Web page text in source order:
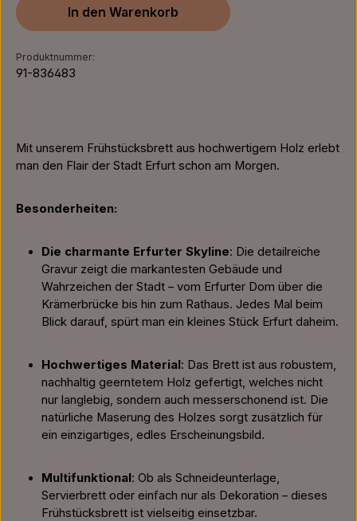
In den Warenkorb
Produktnummer:
91-836483
Mit unserem Frühstücksbrett aus hochwertigem Holz erlebt
man den Flair der Stadt Erfurt schon am Morgen.
Besonderheiten:
Die charmante Erfurter Skyline: Die detailreiche
Gravur zeigt die markantesten Gebäude und
Wahrzeichen der Stadt – vom Erfurter Dom über die
Krämerbrücke bis hin zum Rathaus. Jedes Mal beim
Blick darauf, spürt man ein kleines Stück Erfurt daheim.
Hochwertiges Material: Das Brett ist aus robustem,
nachhaltig geerntetem Holz gefertigt, welches nicht
nur langlebig, sondern auch messerschonend ist. Die
natürliche Maserung des Holzes sorgt zusätzlich für
ein einzigartiges, edles Erscheinungsbild.
Multifunktional: Ob als Schneideunterlage,
Servierbrett oder einfach nur als Dekoration – dieses
Frühstücksbrett ist vielseitig einsetzbar.